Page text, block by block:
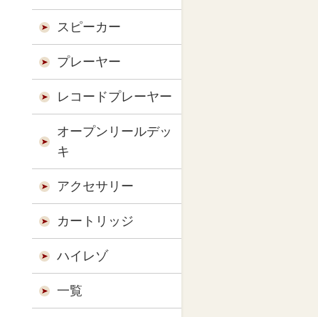
スピーカー
プレーヤー
レコードプレーヤー
オープンリールデッ
キ
アクセサリー
カートリッジ
ハイレゾ
一覧